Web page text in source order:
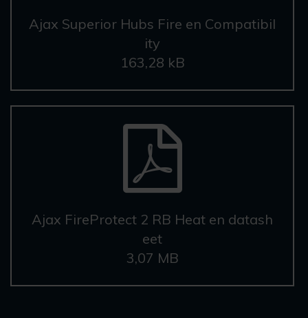
Ajax Superior Hubs Fire en Compatibil
ity
163,28 kB
Ajax FireProtect 2 RB Heat en datash
eet
3,07 MB